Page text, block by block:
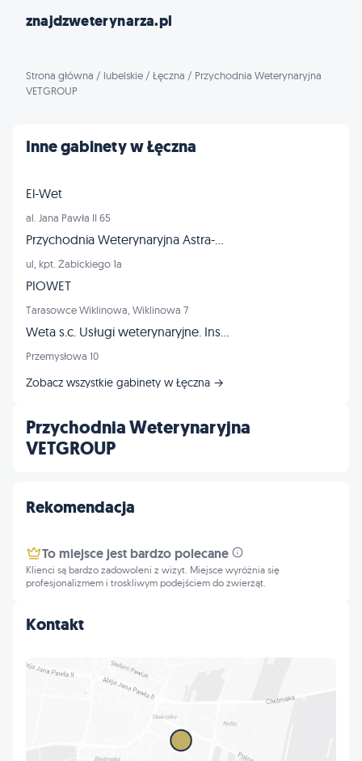
znajdzweterynarza.pl
Strona główna / lubelskie / Łęczna / Przychodnia Weterynaryjna
VETGROUP
Przychodnia Weterynaryjna
VETGROUP
Kontakt
Inne gabinety w Łęczna
El-Wet
al. Jana Pawła II 65
Przychodnia Weterynaryjna Astra-Vet lek.wet. Olga Kruk
ul, kpt. Żabickiego 1a
PIOWET
Tarasowce Wiklinowa, Wiklinowa 7
Weta s.c. Usługi weterynaryjne. Inseminacja
Przemysłowa 10
Zobacz wszystkie gabinety w Łęczna →
Rekomendacja
To miejsce jest bardzo polecane
Klienci są bardzo zadowoleni z wizyt. Miejsce wyróżnia się
profesjonalizmem i troskliwym podejściem do zwierząt.